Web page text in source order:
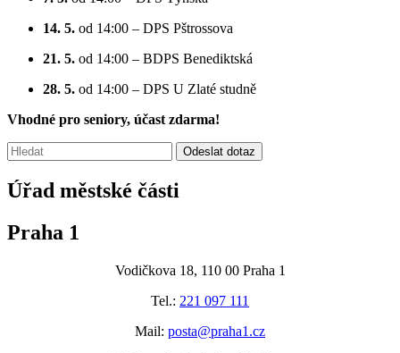
14. 5. od 14:00 – DPS Pštrossova
21. 5. od 14:00 – BDPS Benediktská
28. 5. od 14:00 – DPS U Zlaté studně
Vhodné pro seniory, účast zdarma!
Vyhledávání:
Odeslat dotaz
Úřad městské části
Praha 1
Vodičkova 18, 110 00 Praha 1
Tel.: 221 097 111
Mail: posta@praha1.cz